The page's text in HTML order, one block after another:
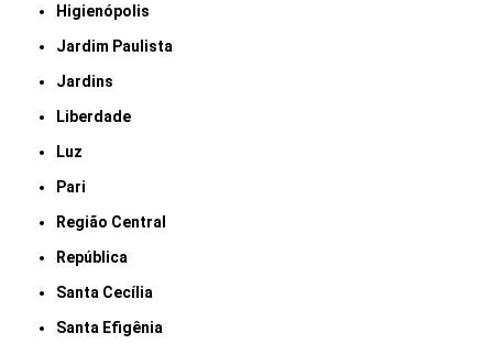
Higienópolis
Jardim Paulista
Jardins
Liberdade
Luz
Pari
Região Central
República
Santa Cecília
Santa Efigênia